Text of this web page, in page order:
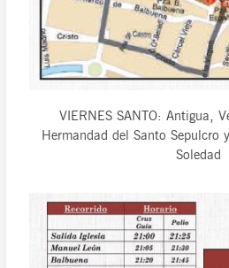
VIERNES SANTO: Antigua,
Hermandad del Santo Sepulcro
Soledad